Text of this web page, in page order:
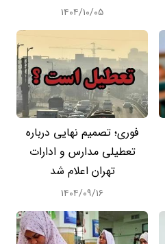
۱۴۰۴/۱۰/۰۵
فوری؛ تصمیم نهایی درباره
تعطیلی مدارس و ادارات
تهران اعلام شد
۱۴۰۴/۰۹/۱۶